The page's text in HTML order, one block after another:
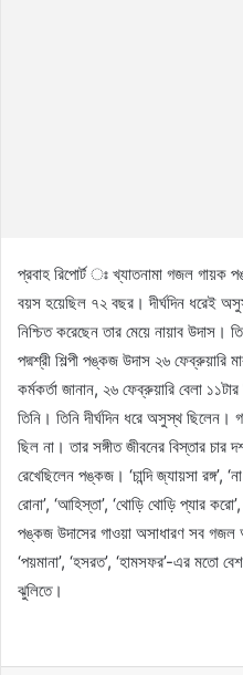
প্রবাহ রিপোর্ট ঃ খ্যাতনামা গজল গায়ক
বয়স হয়েছিল ৭২ বছর। দীর্ঘদিন ধরেই
নিশ্চিত করেছেন তার মেয়ে নায়াব উদাস।
পদ্মশ্রী শিল্পী পঙ্কজ উদাস ২৬
কর্মকর্তা জানান, ২৬ ফেব্রুয়ারি বেলা ১১টার
তিনি। তিনি দীর্ঘদিন ধরে অসুস্থ
ছিল না। তার সঙ্গীত জীবনের বিস্তার
রেখেছিলেন পঙ্কজ। ‘চান্দি জ্যায়সা রঙ্গ’,
রোনা’, ‘আহিস্তা’, ‘থোড়ি থোড়ি প্যার
পঙ্কজ উদাসের গাওয়া অসাধারণ সব গজল
‘পয়মানা’, ‘হসরত’, ‘হামসফর’-এর মতো
ঝুলিতে।